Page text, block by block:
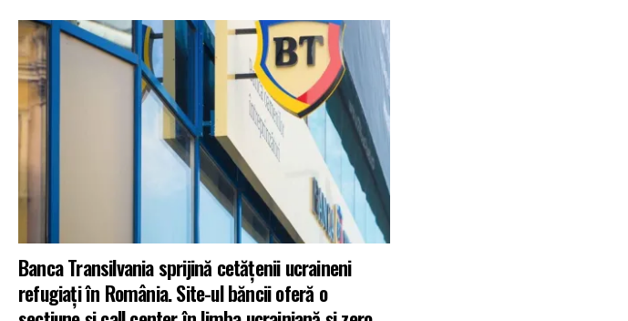
Banca Transilvania sprijină cetățenii ucraineni
refugiați în România. Site-ul băncii oferă o